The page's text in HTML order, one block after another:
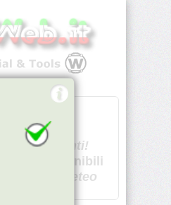
U - -
Spiacenti!
non disponibili
Dati meteo